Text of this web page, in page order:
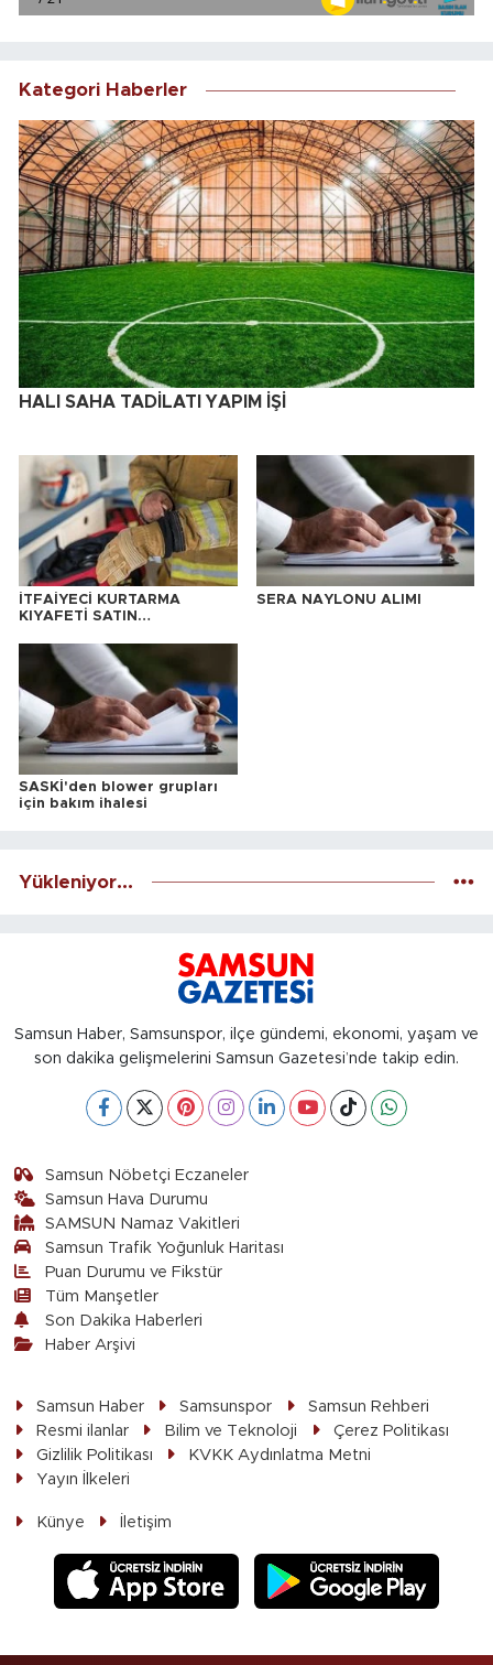
Kategori Haberler
HALI SAHA TADİLATI YAPIM İŞİ
İTFAİYECİ KURTARMA
KIYAFETİ SATIN
SERA NAYLONU ALIMI
SASKİ'den blower grupları
için bakım ihalesi
Yükleniyor...
Samsun Haber, Samsunspor, ilçe gündemi, ekonomi, yaşam ve
son dakika gelişmelerini Samsun Gazetesi’nde takip edin.
Samsun Nöbetçi Eczaneler
Samsun Hava Durumu
SAMSUN Namaz Vakitleri
Samsun Trafik Yoğunluk Haritası
Puan Durumu ve Fikstür
Tüm Manşetler
Son Dakika Haberleri
Haber Arşivi
Samsun Haber Samsunspor
Samsun Rehberi
Resmi ilanlar
Bilim ve Teknoloji
Çerez Politikası
Gizlilik Politikası
KVKK Aydınlatma Metni
Yayın İlkeleri
Künye İletişim